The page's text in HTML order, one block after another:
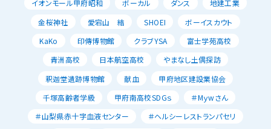
イオンモール甲府昭和
ボーカル ダンス
地建工業
金桜神社
愛宕山 結 SHOEI
ボーイスカウト
KaKo
印傳博物館 クラブYSA
富士学苑高校
青洲高校
日本航空高校
やまなし土偶探訪
釈迦堂遺跡博物館
献血
甲府地区建設業協会
千塚高齢者学級
甲府南高校SDGｓ
＃Mｙwさん
＃山梨県赤十字血液センター
＃ヘルシーレストランパセリ